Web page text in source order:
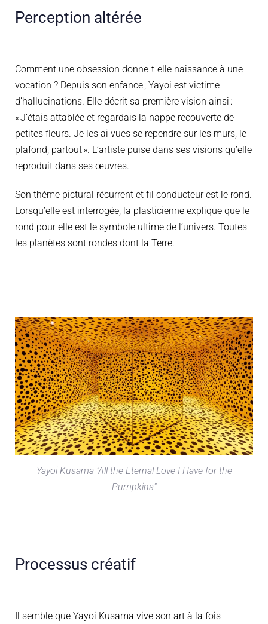
Perception altérée
Comment une obsession donne-t-elle naissance à une
vocation ? Depuis son enfance ; Yayoi est victime
d’hallucinations. Elle décrit sa première vision ainsi :
« J’étais attablée et regardais la nappe recouverte de
petites fleurs. Je les ai vues se rependre sur les murs, le
plafond, partout ». L’artiste puise dans ses visions qu’elle
reproduit dans ses œuvres.
Son thème pictural récurrent et fil conducteur est le rond.
Lorsqu’elle est interrogée, la plasticienne explique que le
rond pour elle est le symbole ultime de l’univers. Toutes
les planètes sont rondes dont la Terre.
Yayoi Kusama "All the Eternal Love I Have for the
Pumpkins"
Processus créatif
Il semble que Yayoi Kusama vive son art à la fois